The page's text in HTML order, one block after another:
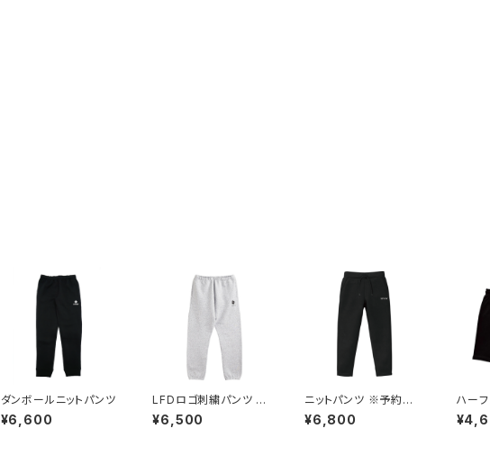
ダンボールニットパンツ
¥6,600
LFDロゴ刺繍パンツ ※
セットアップ可能商品
¥6,500
ニットパンツ ※予約限
定商品
¥6,800
ハー